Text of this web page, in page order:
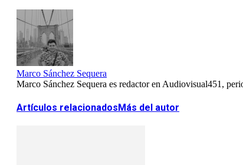
Marco Sánchez Sequera
Marco Sánchez Sequera es redactor en Audiovisual451,
Artículos relacionadosMás del autor